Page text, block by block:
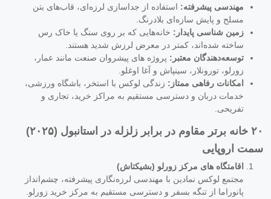
مهندسی پیشرفته: استفاده از جداسازی لرزه‌ای، قاب‌های بتن
مسلح و پایش سازه‌ای بلادرنگ.
زمین شناسی پایدار: خانه‌هایی که بر روی سنگ یا خاک رس
ساخته شده‌اند، کمتر در معرض لرزش شدید هستند.
توسعه‌دهندگان معتبر: پروژه های پیشروان صنعت مانند عمار،
زورلو، تورونلار، سینپاش و آغا اوغلو.
امکانات رفاهی ممتاز: زندگی لوکس با استخر، باشگاه ورزشی،
خدمات دربان و دسترسی مستقیم به مراکز خرید، تجاری و
تفریحی.
۲۰ خانه برتر مقاوم در برابر زلزله در استانبول (۲۰۲۵)
سمت اروپایی
اقامتگاه های مرکز زورلو (بشیکتاش)
مجتمع لوکس نمادین با مهندسی لرزه‌نگاری پیشرفته، چشم‌انداز
پانوراما از تنگه بسفر و دسترسی مستقیم به مرکز خرید زورلو.